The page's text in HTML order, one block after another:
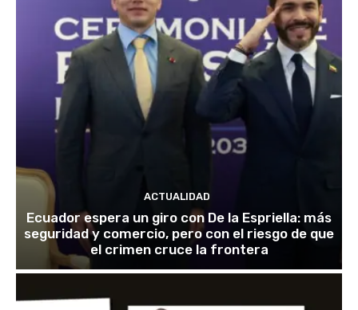
ACTUALIDAD
Ecuador espera un giro con De la Espriella: más
seguridad y comercio, pero con el riesgo de que
el crimen cruce la frontera